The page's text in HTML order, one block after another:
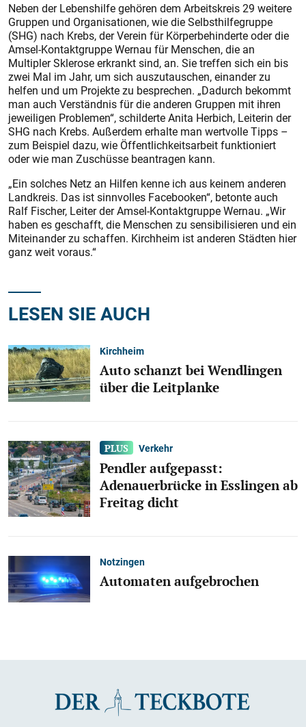
Neben der Lebenshilfe gehören dem Arbeitskreis 29 weitere
Gruppen und Organisationen, wie die Selbsthilfegruppe
(SHG) nach Krebs, der Verein für Körperbehinderte oder die
Amsel-Kontaktgruppe Wernau für Menschen, die an
Multipler Sklerose erkrankt sind, an. Sie treffen sich ein bis
zwei Mal im Jahr, um sich auszutauschen, einander zu
helfen und um Projekte zu besprechen. „Dadurch bekommt
man auch Verständnis für die anderen Gruppen mit ihren
jeweiligen Problemen“, schilderte Anita Herbich, Leiterin der
SHG nach Krebs. Außerdem erhalte man wertvolle Tipps –
zum Beispiel dazu, wie Öffentlichkeitsarbeit funktioniert
oder wie man Zuschüsse beantragen kann.
„Ein solches Netz an Hilfen kenne ich aus keinem anderen
Landkreis. Das ist sinnvolles Facebooken“, betonte auch
Ralf Fischer, Leiter der Amsel-Kontaktgruppe Wernau. „Wir
haben es geschafft, die Menschen zu sensibilisieren und ein
Miteinander zu schaffen. Kirchheim ist anderen Städten hier
ganz weit voraus.“
LESEN SIE AUCH
Kirchheim
Auto schanzt bei Wendlingen
über die Leitplanke
Verkehr
Pendler aufgepasst:
Adenauerbrücke in Esslingen ab
Freitag dicht
Notzingen
Automaten aufgebrochen